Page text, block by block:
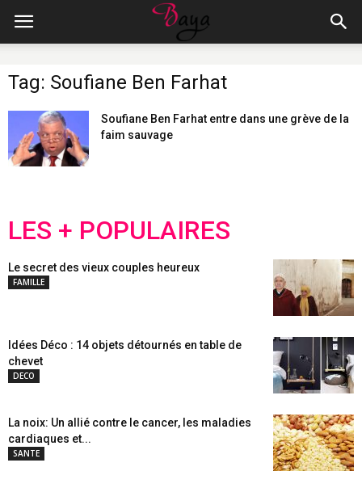
Tag: Soufiane Ben Farhat
Soufiane Ben Farhat entre dans une grève de la
faim sauvage
LES + POPULAIRES
Le secret des vieux couples heureux
FAMILLE
Idées Déco : 14 objets détournés en table de
chevet
DECO
La noix: Un allié contre le cancer, les maladies
cardiaques et...
SANTE